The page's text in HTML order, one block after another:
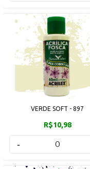
VERDE SOFT - 897
R$10,98
-